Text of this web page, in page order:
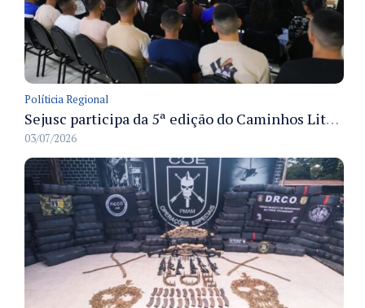
Políticia Regional
Sejusc participa da 5ª edição do Caminhos Literários com foco na cultura hip-hop nas unidades socioeducativas
03/07/2026